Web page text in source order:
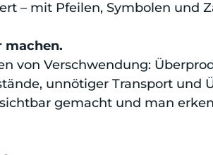
– mit Pfeilen, Symbolen und
machen.
von Verschwendung:
unnötiger Transport und
gemacht und man